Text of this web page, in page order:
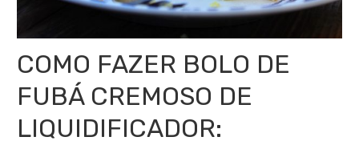
COMO FAZER BOLO DE
FUBÁ CREMOSO DE
LIQUIDIFICADOR: